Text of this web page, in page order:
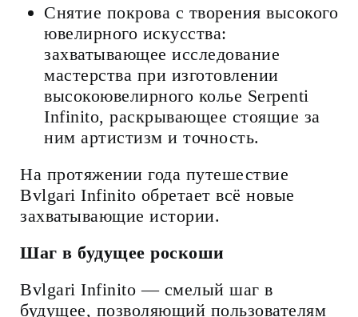
Снятие покрова с творения высокого
ювелирного искусства:
захватывающее исследование
мастерства при изготовлении
высокоювелирного колье Serpenti
Infinito, раскрывающее стоящие за
ним артистизм и точность.
На протяжении года путешествие
Bvlgari Infinito обретает всё новые
захватывающие истории.
Шаг в будущее роскоши
Bvlgari Infinito — смелый шаг в
будущее, позволяющий пользователям